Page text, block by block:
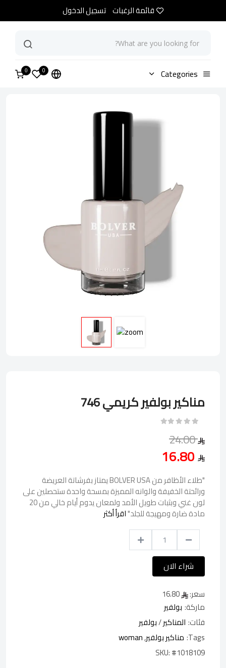
قائمة الرغبات تسجيل الدخول
Categories
0
0 الرئيسية مناكير بولفير كريمي 746
مناكير بولفير كريمي 746
24.00
"طلاء الأظافر من BOLVER USA يمتاز بفرشاتة العريضة
ورائحتة الخفيفة والوانه المميزة بمسحة واحدة ستحصلين على
لون غني وبثبات طويل الأمد ولمعان يدوم أيام خالي من 20
مادة ضارة ومهيجة للجلد"اقرأ أكثر
شراء الان
سعر:
ماركة: بولفير
فئات: المناكير/بولفير
Tags: مناكير بولفير,
woman
SKU:#1018109